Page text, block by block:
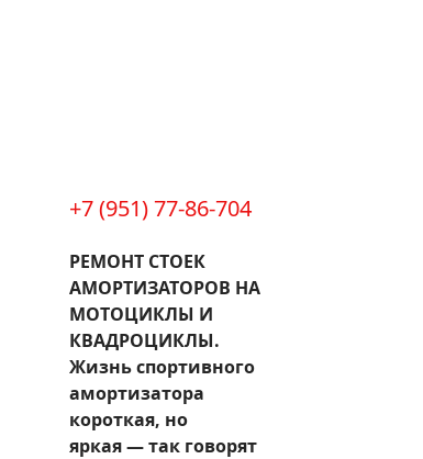
+7 (951) 77-86-704
РЕМОНТ СТОЕК
АМОРТИЗАТОРОВ НА
МОТОЦИКЛЫ И
КВАДРОЦИКЛЫ.
Жизнь спортивного
амортизатора
короткая, но
яркая — так говорят